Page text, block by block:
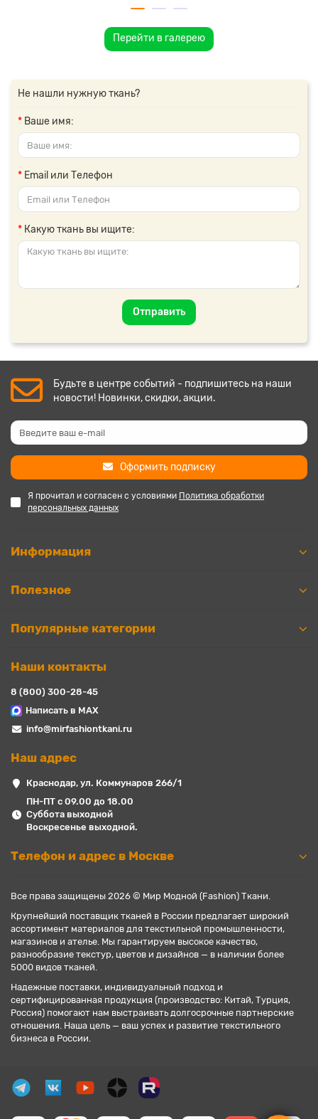
Перейти в галерею
Не нашли нужную ткань?
Ваше имя:
Email или Телефон
Какую ткань вы ищите:
Отправить
Будьте в центре событий - подпишитесь на наши
новости! Новинки, скидки, акции.
Оформить подписку
Я прочитал и согласен с условиями Политика обработки
персональных данных
Информация
Полезное
Популярные категории
Наши контакты
8 (800) 300-28-45
Написать в MAX
info@mirfashiontkani.ru
Наш адрес
Краснодар, ул. Коммунаров 266/1
ПН-ПТ с 09.00 до 18.00
Суббота выходной
Воскресенье выходной.
Телефон и адрес в Москве
Все права защищены 2026 © Мир Модной (Fashion) Ткани.
Крупнейший поставщик тканей в России предлагает широкий
ассортимент материалов для текстильной промышленности,
магазинов и ателье. Мы гарантируем высокое качество,
разнообразие текстур, цветов и дизайнов — в наличии более
5000 видов тканей.
Надежные поставки, индивидуальный подход и
сертифицированная продукция (производство: Китай, Турция,
Россия) помогают нам выстраивать долгосрочные партнерские
отношения. Наша цель — ваш успех и развитие текстильного
бизнеса в России.